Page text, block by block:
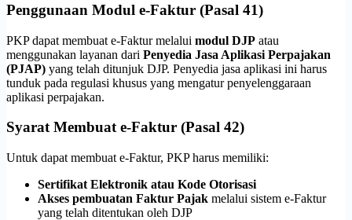
Penggunaan Modul e-Faktur (Pasal 41)
PKP dapat membuat e-Faktur melalui modul DJP atau
menggunakan layanan dari Penyedia Jasa Aplikasi Perpajakan
(PJAP) yang telah ditunjuk DJP. Penyedia jasa aplikasi ini harus
tunduk pada regulasi khusus yang mengatur penyelenggaraan
aplikasi perpajakan.
Syarat Membuat e-Faktur (Pasal 42)
Untuk dapat membuat e-Faktur, PKP harus memiliki:
Sertifikat Elektronik atau Kode Otorisasi
Akses pembuatan Faktur Pajak melalui sistem e-Faktur
yang telah ditentukan oleh DJP